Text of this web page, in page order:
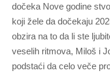
dočeka Nove godine
koji žele da dočekaju
obzira na to da li ste
veselih ritmova, Miloš i
podstaći da celo veče